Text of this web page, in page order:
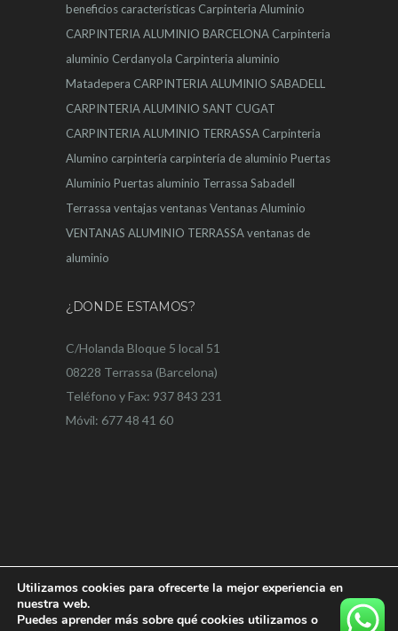
beneficios características Carpinteria Aluminio
CARPINTERIA ALUMINIO BARCELONA Carpinteria
aluminio Cerdanyola Carpinteria aluminio
Matadepera CARPINTERIA ALUMINIO SABADELL
CARPINTERIA ALUMINIO SANT CUGAT
CARPINTERIA ALUMINIO TERRASSA Carpinteria
Alumino carpintería carpintería de aluminio Puertas
Aluminio Puertas aluminio Terrassa Sabadell
Terrassa ventajasventanasVentanas Aluminio
VENTANAS ALUMINIO TERRASSAventanas de
aluminio
¿DONDE ESTAMOS?
C/Holanda Bloque 5 local 51
08228 Terrassa (Barcelona)
Teléfono y Fax: 937 843 231
Móvil: 677 48 41 60
Utilizamos cookies para ofrecerte la mejor experiencia en
nuestra web.
Puedes aprender más sobre qué cookies utilizamos o